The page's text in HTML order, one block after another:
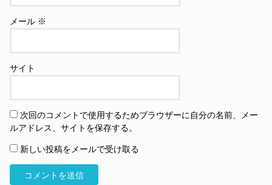
メール ※
サイト
次回のコメントで使用するためブラウザーに自分の名前、メー
ルアドレス、サイトを保存する。
新しい投稿をメールで受け取る